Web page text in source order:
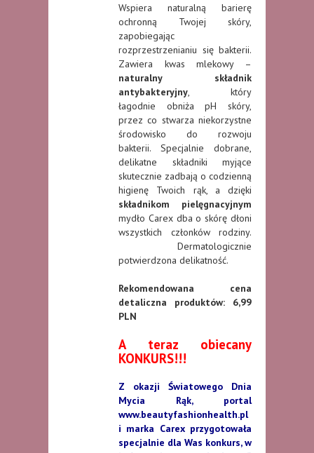
Wspiera naturalną barierę
ochronną Twojej skóry,
zapobiegając
rozprzestrzenianiu się bakterii.
Zawiera kwas mlekowy –
naturalny składnik
antybakteryjny, który
łagodnie obniża pH skóry,
przez co stwarza niekorzystne
środowisko do rozwoju
bakterii. Specjalnie dobrane,
delikatne składniki myjące
skutecznie zadbają o codzienną
higienę Twoich rąk, a dzięki
składnikom pielęgnacyjnym
mydło Carex dba o skórę dłoni
wszystkich członków rodziny.
Dermatologicznie
potwierdzona delikatność.
Rekomendowana cena
detaliczna produktów: 6,99
PLN
A teraz obiecany
KONKURS!!!
Z okazji Światowego Dnia
Mycia Rąk, portal
www.beautyfashionhealth.pl
i marka Carex przygotowała
specjalnie dla Was konkurs, w